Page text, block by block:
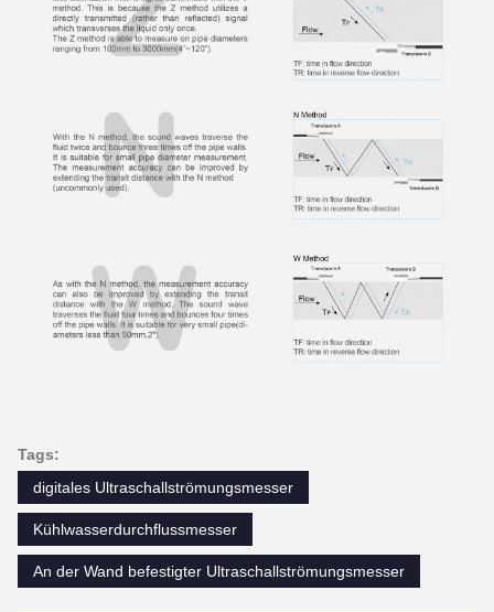
Tags:
digitales Ultraschallströmungsmesser
Kühlwasserdurchflussmesser
An der Wand befestigter Ultraschallströmungsmesser